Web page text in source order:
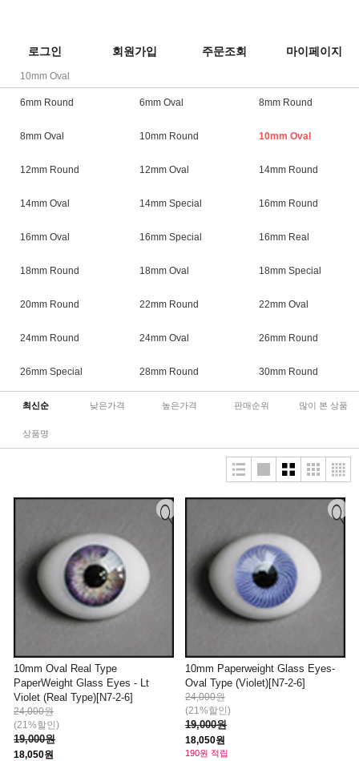
로그인 회원가입 주문조회 마이페이지
10mm Oval
6mm Round 6mm Oval 8mm Round
8mm Oval 10mm Round 10mm Oval
12mm Round 12mm Oval 14mm Round
14mm Oval 14mm Special 16mm Round
16mm Oval 16mm Special 16mm Real
18mm Round 18mm Oval 18mm Special
20mm Round 22mm Round 22mm Oval
24mm Round 24mm Oval 26mm Round
26mm Special 28mm Round 30mm Round
최신순 낮은가격 높은가격 판매순위 많이 본 상품
상품명
10mm Oval Real Type
PaperWeight Glass Eyes - Lt
Violet (Real Type)[N7-2-6]
24,000원
(21%할인)
19,000원
18,050원
10mm Paperweight Glass Eyes-
Oval Type (Violet)[N7-2-6]
24,000원
(21%할인)
19,000원
18,050원
190원 적립